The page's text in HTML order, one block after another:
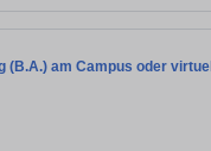
am Campus oder virtuell